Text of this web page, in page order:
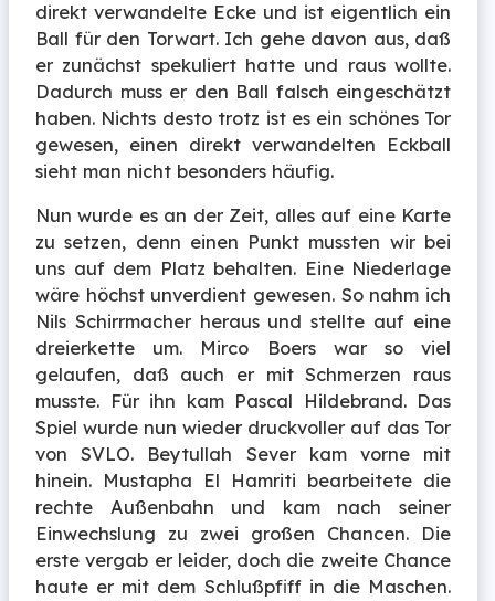
direkt verwandelte Ecke und ist eigentlich ein
Ball für den Torwart. Ich gehe davon aus, daß
er zunächst spekuliert hatte und raus wollte.
Dadurch muss er den Ball falsch eingeschätzt
haben. Nichts desto trotz ist es ein schönes Tor
gewesen, einen direkt verwandelten Eckball
sieht man nicht besonders häufig.
Nun wurde es an der Zeit, alles auf eine Karte
zu setzen, denn einen Punkt mussten wir bei
uns auf dem Platz behalten. Eine Niederlage
wäre höchst unverdient gewesen. So nahm ich
Nils Schirrmacher heraus und stellte auf eine
dreierkette um. Mirco Boers war so viel
gelaufen, daß auch er mit Schmerzen raus
musste. Für ihn kam Pascal Hildebrand. Das
Spiel wurde nun wieder druckvoller auf das Tor
von SVLO. Beytullah Sever kam vorne mit
hinein. Mustapha El Hamriti bearbeitete die
rechte Außenbahn und kam nach seiner
Einwechslung zu zwei großen Chancen. Die
erste vergab er leider, doch die zweite Chance
haute er mit dem Schlußpfiff in die Maschen.